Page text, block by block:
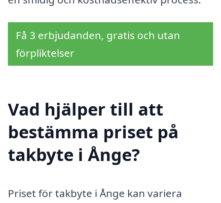
Få 3 erbjudanden, gratis och utan
förpliktelser
Vad hjälper till att
bestämma priset på
takbyte i Ånge?
Priset för takbyte i Ånge kan variera